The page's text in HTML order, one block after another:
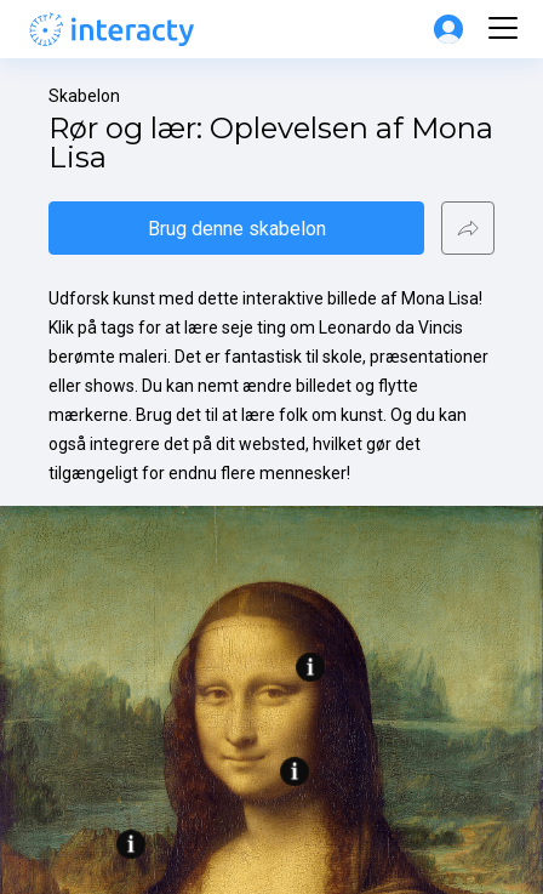
Skabelon
Rør og lær: Oplevelsen af Mona
Lisa
Brug denne skabelon
Udforsk kunst med dette interaktive billede af Mona Lisa!
Klik på tags for at lære seje ting om Leonardo da Vincis
berømte maleri. Det er fantastisk til skole, præsentationer
eller shows. Du kan nemt ændre billedet og flytte
mærkerne. Brug det til at lære folk om kunst. Og du kan
også integrere det på dit websted, hvilket gør det
tilgængeligt for endnu flere mennesker!